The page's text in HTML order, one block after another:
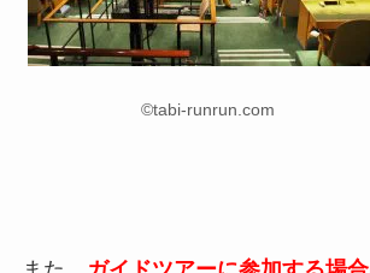
©tabi-runrun.com